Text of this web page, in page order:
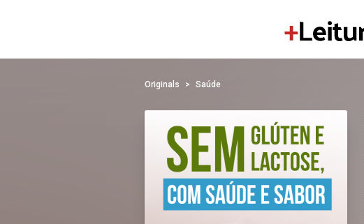
Originals Saúde